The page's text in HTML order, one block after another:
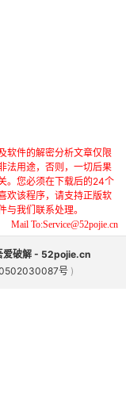
软件的解密分析文章仅限
法用途，否则，一切后果
。您必须在下载后的24个
欢该程序，请支持正版软
我们联系处理。
Mail To:Service@52pojie.cn
爱破解 - 52pojie.cn
号 )